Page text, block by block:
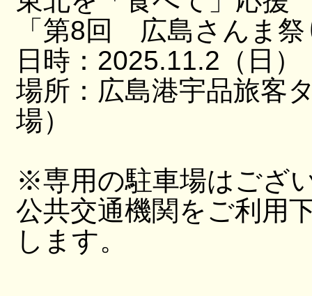
「第8回 広島さんま祭
日時：2025.11.2（日
場所：広島港宇品旅客
場）
※専用の駐車場はござ
公共交通機関をご利用
します。